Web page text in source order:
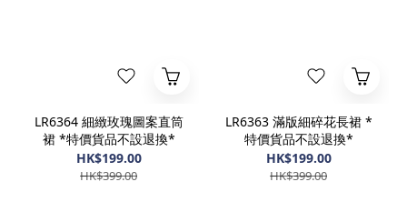
LR6364 細緻玫瑰圖案直筒
裙 *特價貨品不設退換*
HK$199.00
HK$399.00
LR6363 滿版細碎花長裙 *
特價貨品不設退換*
HK$199.00
HK$399.00